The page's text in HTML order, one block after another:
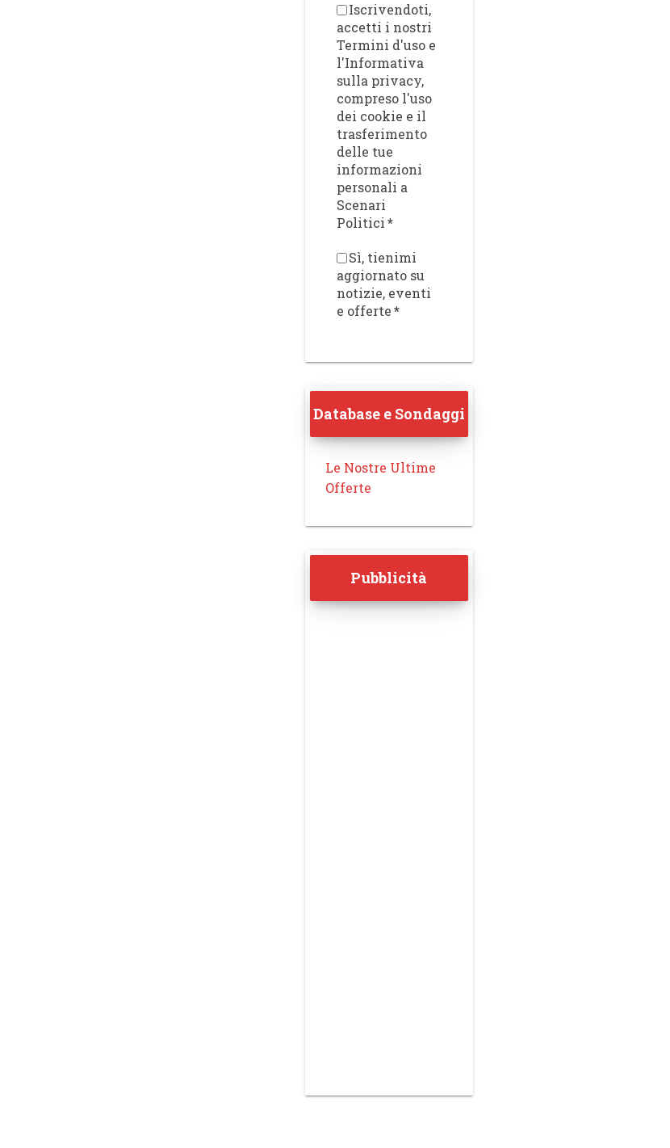
Iscrivendoti,
accetti i nostri
Termini d'uso e
l'Informativa
sulla privacy,
compreso l'uso
dei cookie e il
trasferimento
delle tue
informazioni
personali a
Scenari
Politici*
Sì, tienimi
aggiornato su
notizie, eventi
e offerte*
Database e Sondaggi
Le Nostre Ultime
Offerte
Pubblicità